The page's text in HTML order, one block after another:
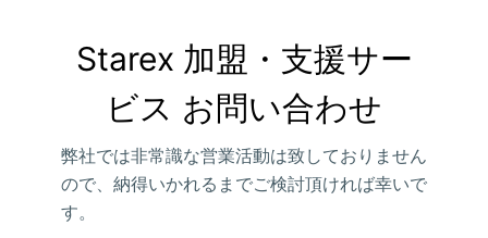
Starex 加盟・支援サー
ビス お問い合わせ
弊社では非常識な営業活動は致しておりません
ので、納得いかれるまでご検討頂ければ幸いで
す。